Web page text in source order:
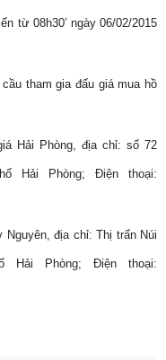
từ 08h30’ ngày 06/02/2015
tham gia đấu giá mua hồ
Hải Phòng, địa chỉ: số 72
Hải Phòng; Điện thoại:
Nguyên, địa chỉ: Thị trấn Núi
Hải Phòng; Điện thoại: